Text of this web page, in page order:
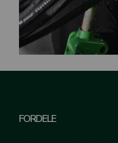
FORDELE